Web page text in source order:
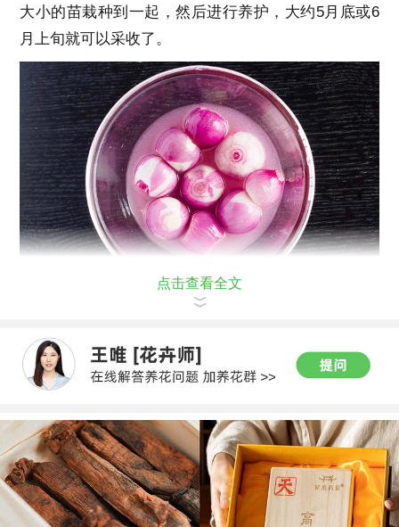
大小的苗栽种到一起，然后进行养护，大约5月底或6
月上旬就可以采收了。
点击查看全文